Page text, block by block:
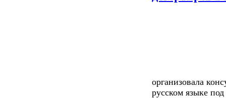
организовала
русском языке